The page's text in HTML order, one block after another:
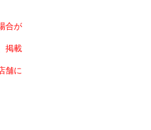
合が
掲載
舗に